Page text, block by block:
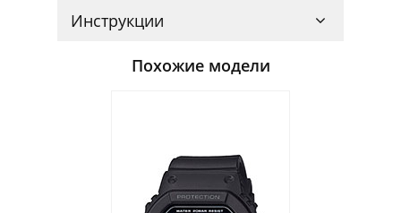
Инструкции
Похожие модели